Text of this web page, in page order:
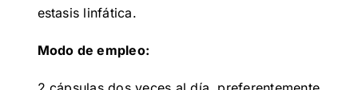
estasis linfática.
Modo de empleo: